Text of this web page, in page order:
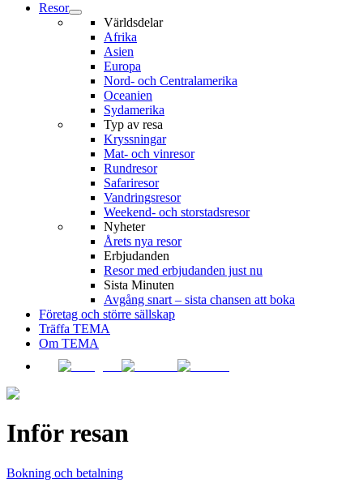
Resor
Världsdelar
Afrika
Asien
Europa
Nord- och Centralamerika
Oceanien
Sydamerika
Typ av resa
Kryssningar
Mat- och vinresor
Rundresor
Safariresor
Vandringsresor
Weekend- och storstadsresor
Nyheter
Årets nya resor
Erbjudanden
Resor med erbjudanden just nu
Sista Minuten
Avgång snart – sista chansen att boka
Företag och större sällskap
Träffa TEMA
Om TEMA
Inför resan
Bokning och betalning